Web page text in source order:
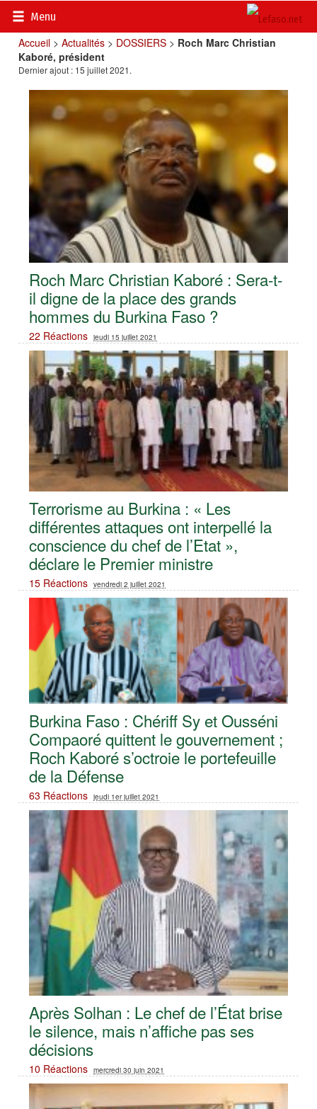
Menu
Accueil >Actualités > DOSSIERS > Roch Marc Christian
Kaboré, président
Dernier ajout : 15 juillet 2021.
Roch Marc Christian Kaboré : Sera-t-
il digne de la place des grands
hommes du Burkina Faso ?
22 Réactions jeudi 15 juillet 2021
Terrorisme au Burkina : « Les
différentes attaques ont interpellé la
conscience du chef de l’Etat »,
déclare le Premier ministre
15 Réactions vendredi 2 juillet 2021
Burkina Faso : Chériff Sy et Ousséni
Compaoré quittent le gouvernement ;
Roch Kaboré s’octroie le portefeuille
de la Défense
63 Réactions jeudi 1er juillet 2021
Après Solhan : Le chef de l’État brise
le silence, mais n’affiche pas ses
décisions
10 Réactions mercredi 30 juin 2021